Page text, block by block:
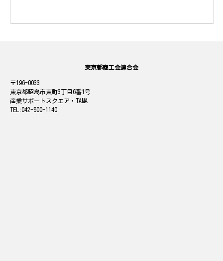
東京都商工会連合会
196-0033
東京都昭島市東町3丁目6番1号
産業サポートスクエア・TAMA
042-500-1140